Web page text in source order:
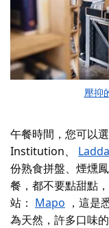
壓抑
午餐時間，您可以
Institution、
份熟食拼盤、煙燻
餐，都不要點甜點
站： Mapo ，這是
為天然，許多口味